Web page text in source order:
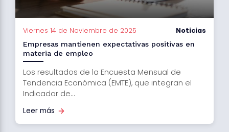
Viernes 14 de Noviembre de 2025 Noticias
Empresas mantienen expectativas positivas en
materia de empleo
Los resultados de la Encuesta Mensual de
Tendencia Económica (EMTE), que integran el
Indicador de...
Leer más